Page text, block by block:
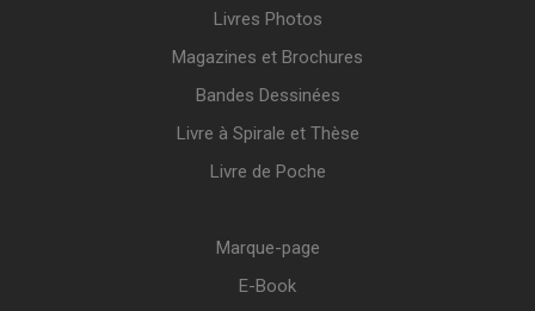
Livres Photos
Magazines et Brochures
Bandes Dessinées
Livre à Spirale et Thèse
Livre de Poche
Marque-page
E-Book